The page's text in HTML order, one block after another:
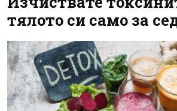
тялото си само за